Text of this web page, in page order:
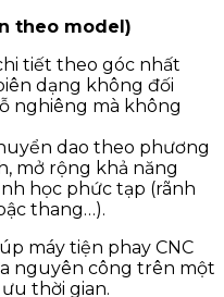
theo model)
tiết theo góc nhất
dạng không đối
nghiêng mà không
dao theo phương
mở rộng khả năng
học phức tạp (rãnh
thang…).
máy tiện phay CNC
nguyên công trên một
ưu thời gian.